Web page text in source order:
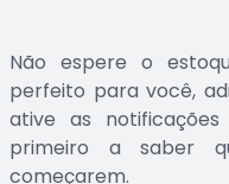
Não espere o
perfeito para você,
ative as
primeiro a saber
começarem.